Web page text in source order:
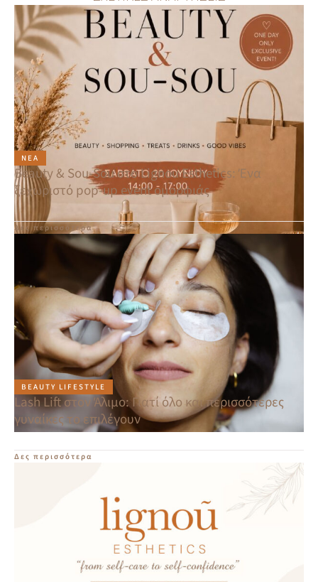
ΝΈΑ
Beauty & Sou-Sou στο Lignou Esthetics: Ένα
ξεχωριστό pop-up event ομορφιάς
Δες περισσότερα
BEAUTY LIFESTYLE
Lash Lift στον Άλιμο: Γιατί όλο και περισσότερες
γυναίκες το επιλέγουν
Δες περισσότερα